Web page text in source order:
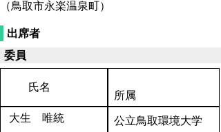
（鳥取市永楽温泉町）
出席者
委員
氏名
所属
大生 唯統
公立鳥取環境大学